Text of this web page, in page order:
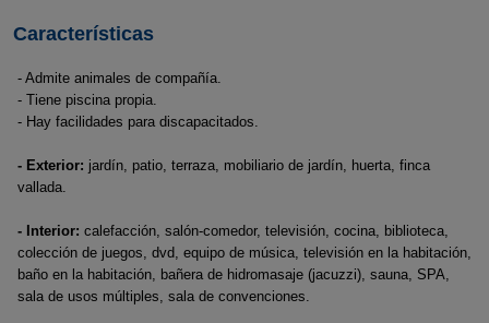
Características
- Admite animales de compañía.
- Tiene piscina propia.
- Hay facilidades para discapacitados.
- Exterior: jardín, patio, terraza, mobiliario de jardín, huerta, finca
vallada.
- Interior: calefacción, salón-comedor, televisión, cocina, biblioteca,
colección de juegos, dvd, equipo de música, televisión en la habitación,
baño en la habitación, bañera de hidromasaje (jacuzzi), sauna, SPA,
sala de usos múltiples, sala de convenciones.